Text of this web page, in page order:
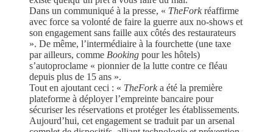
Dans un communiqué à la presse, « TheForkréaffirme
avec force sa volonté de faire la guerre aux no-shows et
son engagement sans faille aux côtés des restaurateurs
». De même, l’intermédiaire à la fourchette (une taxe
par ailleurs, comme Booking pour les hôtels)
s’autoproclame « pionnier de la lutte contre ce fléau
depuis plus de 15 ans ».
Tout en ajoutant ceci : « TheForka été la première
plateforme à déployer l’empreinte bancaire pour
sécuriser les réservations et protéger les établissements.
Aujourd’hui, cet engagement se traduit par un arsenal